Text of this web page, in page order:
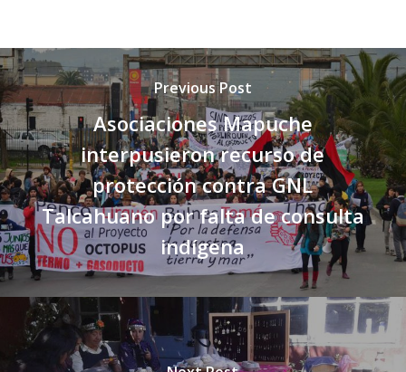
Previous Post
Asociaciones Mapuche
interpusieron recurso de
protección contra GNL
Talcahuano por falta de consulta
indígena